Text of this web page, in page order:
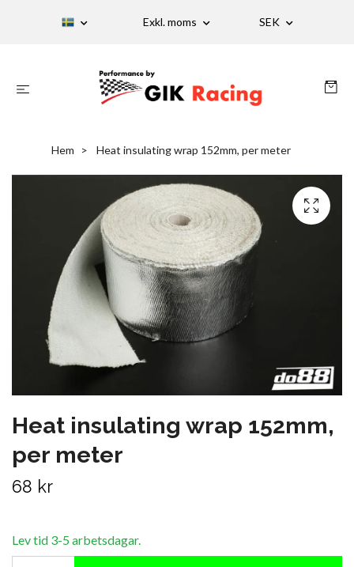
Exkl. moms SEK
Hem Heat insulating wrap 152mm, per meter
Heat insulating wrap 152mm,
per meter
68 kr
Lev tid 3-5 arbetsdagar.